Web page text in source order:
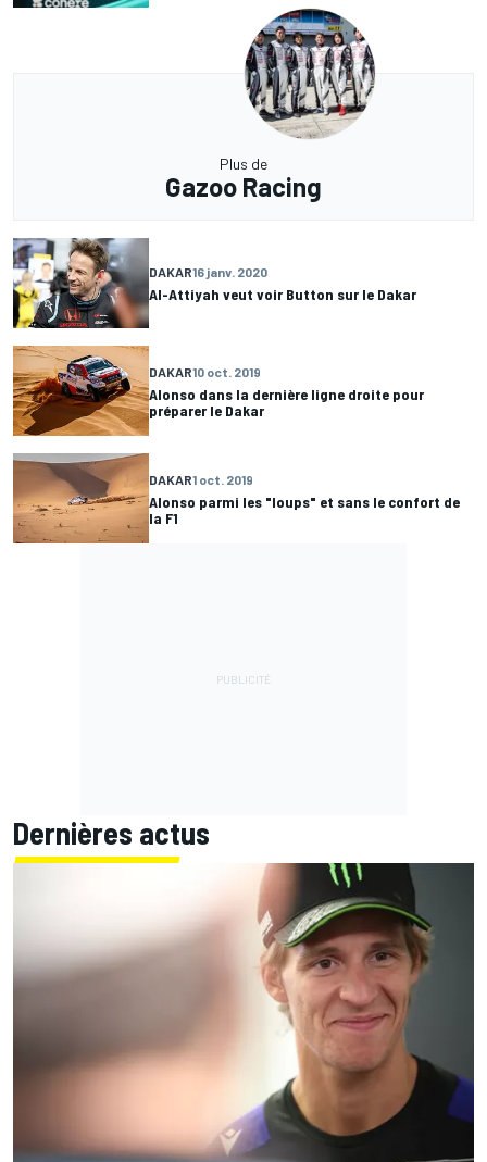
Plus de
Gazoo Racing
DAKAR16 janv. 2020
Al-Attiyah veut voir Button sur le Dakar
DAKAR10 oct. 2019
Alonso dans la dernière ligne droite pour
préparer le Dakar
DAKAR1 oct. 2019
Alonso parmi les "loups" et sans le confort de
la F1
Dernières actus